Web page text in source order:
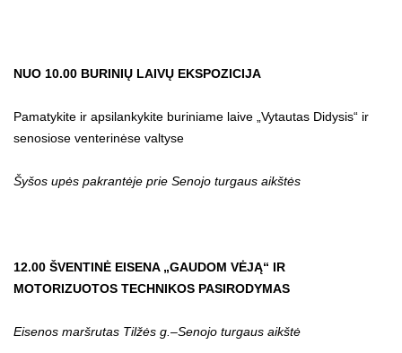
NUO 10.00 BURINIŲ LAIVŲ EKSPOZICIJA
Pamatykite ir apsilankykite buriniame laive „Vytautas Didysis“ ir
senosiose venterinėse valtyse
Šyšos upės pakrantėje prie Senojo turgaus aikštės
12.00 ŠVENTINĖ EISENA „GAUDOM VĖJĄ“ IR
MOTORIZUOTOS TECHNIKOS PASIRODYMAS
Eisenos maršrutas Tilžės g.–Senojo turgaus aikštė